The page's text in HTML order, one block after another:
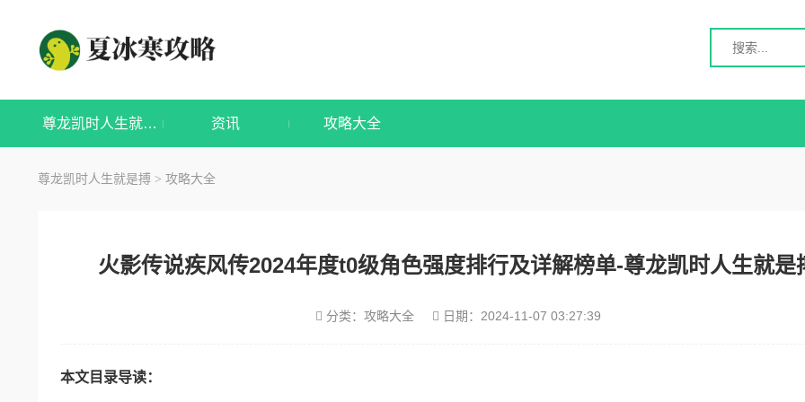
尊龙凯时人生就是搏 资讯 攻略大全
尊龙凯时人生就是搏 > 攻略大全
火影传说疾风传2024年度t0级角色强度排行及详解榜单-尊龙凯时人生就是
分类： 攻略大全 日期： 2024-11-07 03:27:39
本文目录导读：